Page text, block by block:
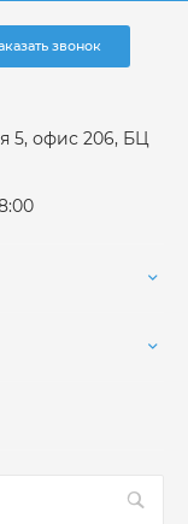
звонок
5, офис 206, БЦ